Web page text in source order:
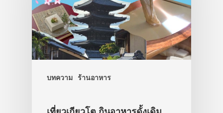
บทความ ร้านอาหาร